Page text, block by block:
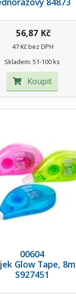
56,87 Kč
47 Kč bez DPH
Skladem: 51-100 ks
Koupit
00604
Glow Tape,
S927451